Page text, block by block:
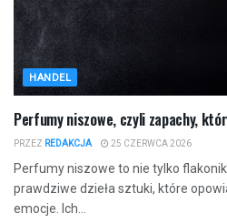
HANDEL
Perfumy niszowe, czyli zapachy,
PRZEZ REDAKCJA 25 CZERWCA 2026
Perfumy niszowe to nie tylko
prawdziwe dzieła sztuki, które
emocje. Ich...